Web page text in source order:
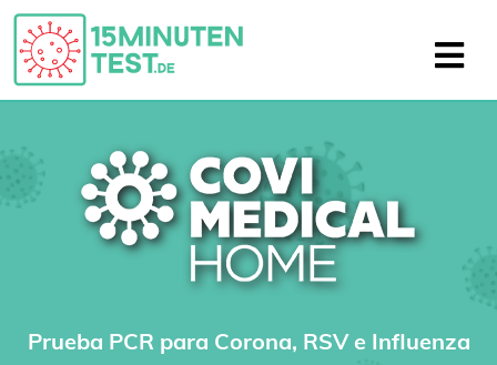
Prueba PCR para Corona, RSV e Influenza